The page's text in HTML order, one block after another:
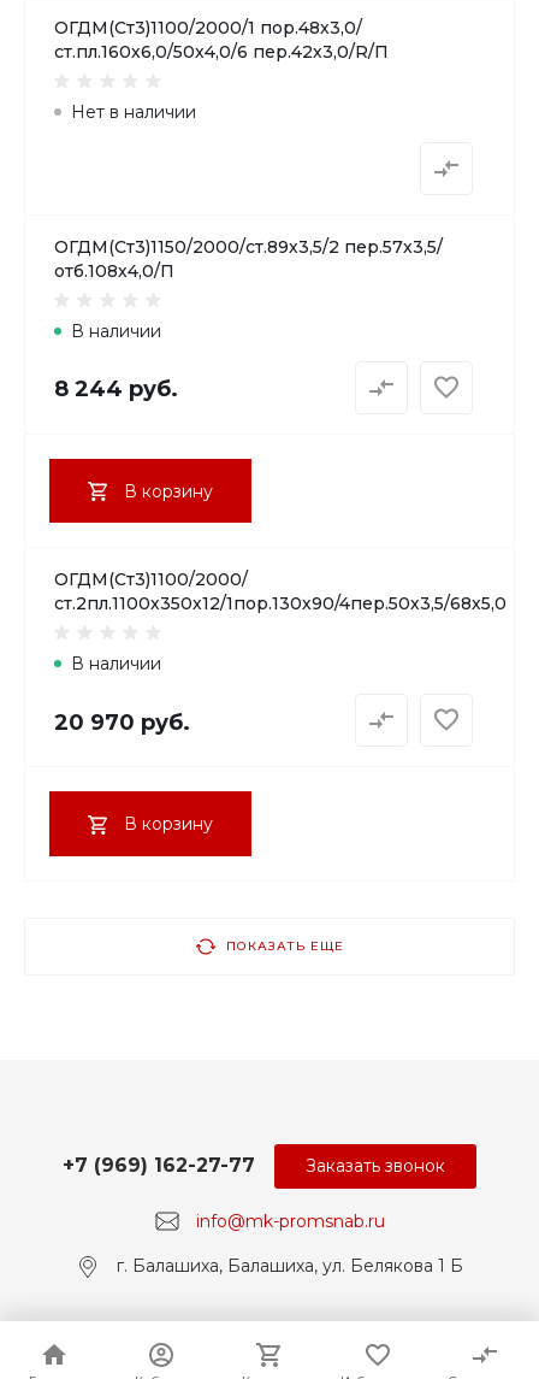
ОГДМ(Ст3)1100/2000/1 пор.48х3,0/
ст.пл.160х6,0/50х4,0/6 пер.42х3,0/R/П
Нет в наличии
ОГДМ(Ст3)1150/2000/ст.89х3,5/2 пер.57х3,5/
отб.108х4,0/П
В наличии
8 244 руб.
В корзину
ОГДМ(Ст3)1100/2000/
ст.2пл.1100х350х12/1пор.130х90/4пер.50х3,5/68х5,0
В наличии
20 970 руб.
В корзину
ПОКАЗАТЬ ЕЩЕ
info@mk-promsnab.ru
+7 (969) 162-27-77
г. Балашиха, Балашиха, ул. Белякова 1 Б
Заказать звонок
© 2017-2026 Universe, Все права защищены